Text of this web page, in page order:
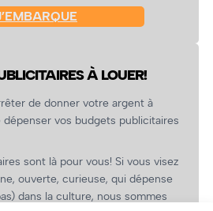
À LOUER!
de donner votre argent à
vos budgets publicitaires
sont là pour vous! Si vous visez
ouverte, curieuse, qui dépense
dans la culture, nous sommes